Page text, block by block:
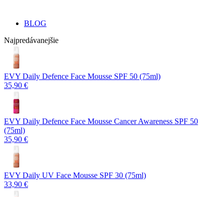
BLOG
Najpredávanejšie
EVY Daily Defence Face Mousse SPF 50 (75ml)
35,90 €
EVY Daily Defence Face Mousse Cancer Awareness SPF 50
(75ml)
35,90 €
EVY Daily UV Face Mousse SPF 30 (75ml)
33,90 €